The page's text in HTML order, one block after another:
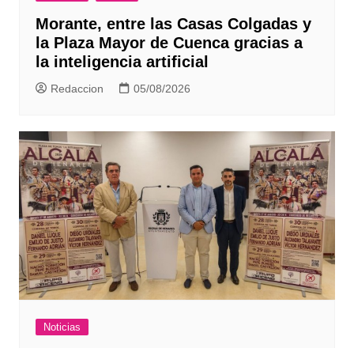
Morante, entre las Casas Colgadas y
la Plaza Mayor de Cuenca gracias a
la inteligencia artificial
Redaccion 05/08/2026
Noticias